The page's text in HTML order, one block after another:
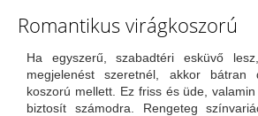
Romantikus virágkoszorú
Ha egyszerű, szabadtéri esküvő
megjelenést szeretnél, akkor bátran
koszorú mellett. Ez friss és üde,
biztosít számodra. Rengeteg